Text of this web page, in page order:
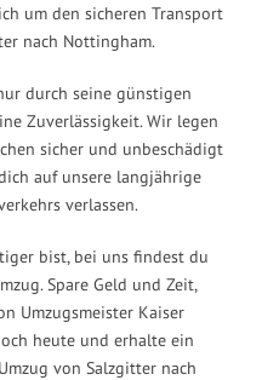
um den sicheren Transport
nach Nottingham.
durch seine günstigen
Zuverlässigkeit. Wir legen
sicher und unbeschädigt
auf unsere langjährige
verlassen.
bist, bei uns findest du
Spare Geld und Zeit,
Umzugsmeister Kaiser
heute und erhalte ein
von Salzgitter nach